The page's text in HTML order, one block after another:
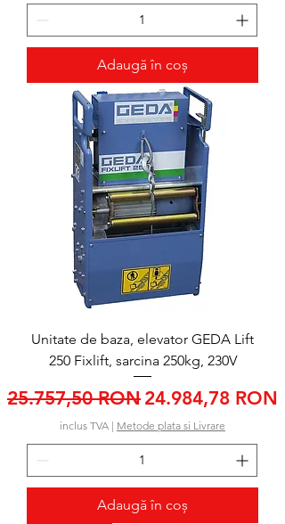
Adaugă în coș
Unitate de baza, elevator GEDA Lift
250 Fixlift, sarcina 250kg, 230V
Preț normal
25.757,50 RON Preț redus
24.984,78 RON
inclus TVA | Metode plata si Livrare
Adaugă în coș